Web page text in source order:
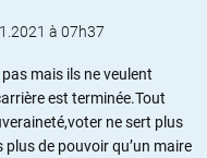
à 07h37
mais ils ne veulent
est terminée.Tout
ne sert plus
de pouvoir qu’un maire